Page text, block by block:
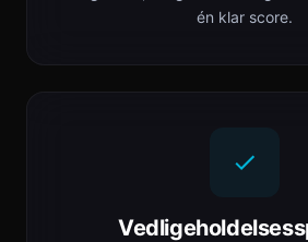
én klar score.